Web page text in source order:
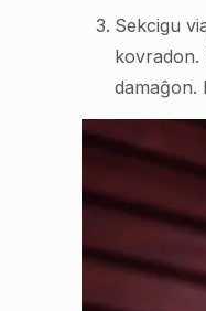
Sekcigu
kovradon.
damaĝon.